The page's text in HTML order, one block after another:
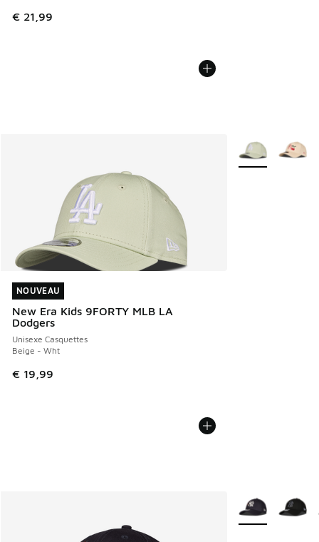
€ 21,99
NOUVEAU
New Era Kids 9FORTY MLB LA
Dodgers
Unisexe Casquettes
Beige - Wht
€ 19,99
NOUVEAU
Plus de couleurs
Plus de couleurs